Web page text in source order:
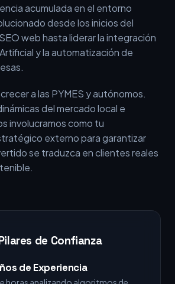
acumulada en el entorno
desde los inicios del
web hasta liderar la integración
y la automatización de
a las PYMES y autónomos.
del mercado local e
involucramos como tu
externo para garantizar
se traduzca en clientes reales
de Confianza
de Experiencia